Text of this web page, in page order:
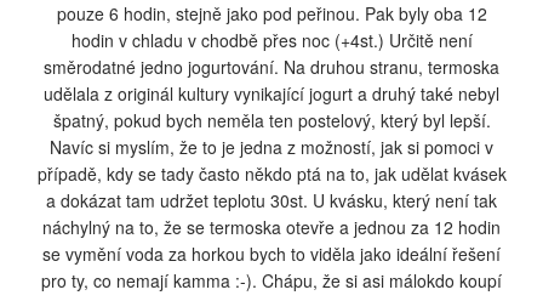
pouze 6 hodin, stejně jako pod peřinou. Pak byly oba 12
hodin v chladu v chodbě přes noc (+4st.) Určitě není
směrodatné jedno jogurtování. Na druhou stranu, termoska
udělala z originál kultury vynikající jogurt a druhý také nebyl
špatný, pokud bych neměla ten postelový, který byl lepší.
Navíc si myslím, že to je jedna z možností, jak si pomoci v
případě, kdy se tady často někdo ptá na to, jak udělat kvásek
a dokázat tam udržet teplotu 30st. U kvásku, který není tak
náchylný na to, že se termoska otevře a jednou za 12 hodin
se vymění voda za horkou bych to viděla jako ideální řešení
pro ty, co nemají kamma :-). Chápu, že si asi málokdo koupí